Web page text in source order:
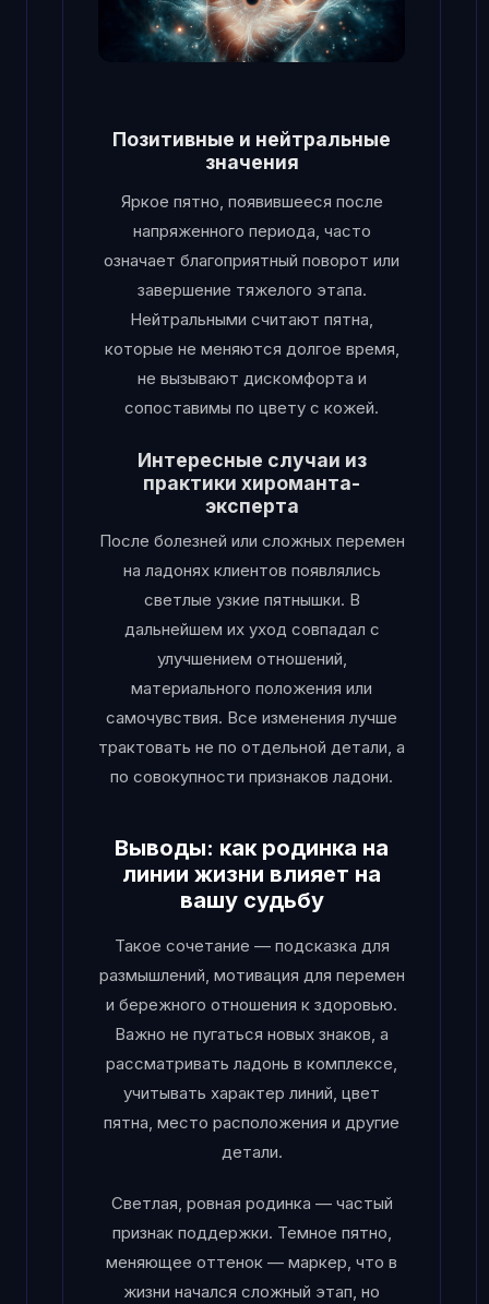
Позитивные и нейтральные
значения
Яркое пятно, появившееся после
напряженного периода, часто
означает благоприятный поворот или
завершение тяжелого этапа.
Нейтральными считают пятна,
которые не меняются долгое время,
не вызывают дискомфорта и
сопоставимы по цвету с кожей.
Интересные случаи из
практики хироманта-
эксперта
После болезней или сложных перемен
на ладонях клиентов появлялись
светлые узкие пятнышки. В
дальнейшем их уход совпадал с
улучшением отношений,
материального положения или
самочувствия. Все изменения лучше
трактовать не по отдельной детали, а
по совокупности признаков ладони.
Выводы: как родинка на
линии жизни влияет на
вашу судьбу
Такое сочетание — подсказка для
размышлений, мотивация для перемен
и бережного отношения к здоровью.
Важно не пугаться новых знаков, а
рассматривать ладонь в комплексе,
учитывать характер линий, цвет
пятна, место расположения и другие
детали.
Светлая, ровная родинка — частый
признак поддержки. Темное пятно,
меняющее оттенок — маркер, что в
жизни начался сложный этап, но